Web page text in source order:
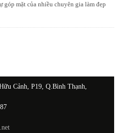
góp mặt của nhiều chuyên gia làm đẹp
Cảnh, P19, Q.Bình Thạnh,